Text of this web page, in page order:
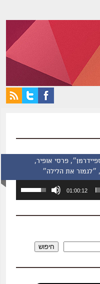
505: ״ספיידרמן״, פרסי אופיר,
״לגמור את הלילה״
01:00:12
השתמש
כדי
שמע.
חיפוש